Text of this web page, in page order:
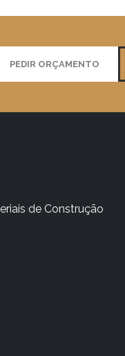
PEDIR ORÇAMENTO
de Construção